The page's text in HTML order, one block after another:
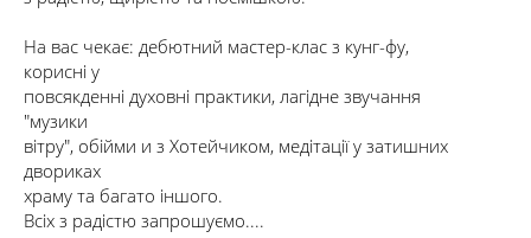
На вас чекає: дебютний мастер-клас з кунг-фу,
корисні у
повсякденні духовні практики, лагідне звучання
"музики
вітру", обійми и з Хотейчиком, медітації у затишних
двориках
храму та багато іншого.
Всіх з радістю запрошуємо....